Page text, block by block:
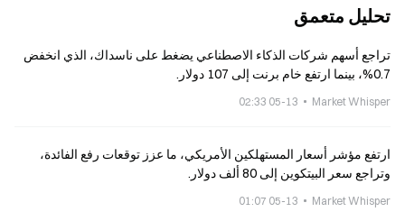
تحليل متعمق
تراجع أسهم شركات الذكاء الاصطناعي يضغط على ناسداك، الذي انخفض
0.7%، بينما ارتفع خام برنت إلى 107 دولار.
Market Whisper
05-13 02:33
ارتفع مؤشر أسعار المستهلكين الأمريكي، ما عزز توقعات رفع الفائدة،
وتراجع سعر البيتكوين إلى 80 ألف دولار.
Market Whisper
05-13 01:07